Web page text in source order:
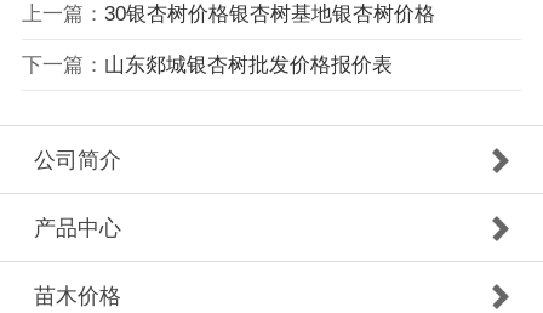
上一篇： 30银杏树价格银杏树基地银杏树价格
下一篇： 山东郯城银杏树批发价格报价表
公司简介
产品中心
苗木价格